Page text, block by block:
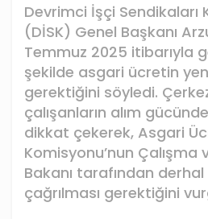
Devrimci İşçi Sendikaları
(DİSK) Genel Başkanı
Temmuz 2025 itibarıyla
şekilde asgari ücretin
gerektiğini söyledi.
çalışanların alım
dikkat çekerek, Asgari
Komisyonu’nun Çalışma
Bakanı tarafından
çağrılması gerektiğini